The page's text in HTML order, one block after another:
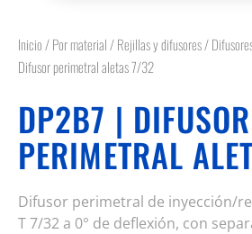
Inicio/Por material/Rejillas y difusores/
Difusor perimetral aletas 7/32
DP2B7 | DIFUSOR
PERIMETRAL
Difusor perimetral de inyección/
T 7/32 a 0° de deflexión, con